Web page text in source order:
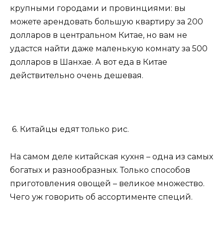
крупными городами и провинциями: вы
можете арендовать большую квартиру за 200
долларов в центральном Китае, но вам не
удастся найти даже маленькую комнату за 500
долларов в Шанхае. А вот еда в Китае
действительно очень дешевая.
6. Китайцы едят только рис.
На самом деле китайская кухня – одна из самых
богатых и разнообразных. Только способов
приготовления овощей – великое множество.
Чего уж говорить об ассортименте специй.